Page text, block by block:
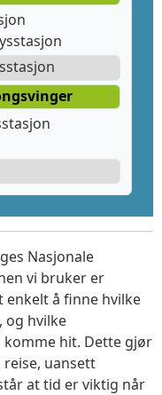
Nasjonale
vi bruker er
enkelt å finne hvilke
og hvilke
hit. Dette gjør
uansett
at tid er viktig når